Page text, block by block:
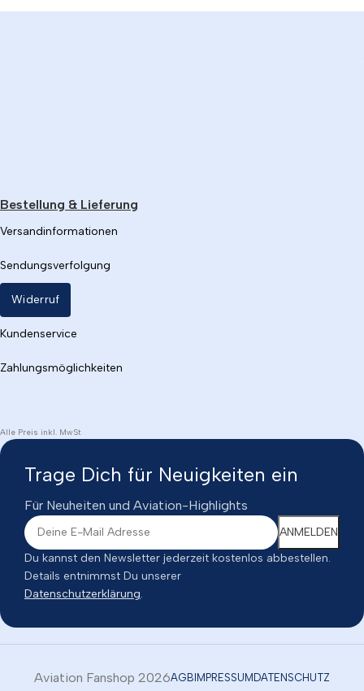
Bestellung & Lieferung
Versandinformationen
Sendungsverfolgung
Widerruf
Kundenservice
Zahlungsmöglichkeiten
Alle Preis inkl. MwSt
Trage Dich für Neuigkeiten ein
Für Neuheiten und Aviation-Highlights
Du kannst den Newsletter jederzeit kostenlos abbestellen.
Details entnimmst Du unserer
Datenschutzerklärung.
Aviation Fanshop 2026AGBIMPRESSUMDATENSCHUTZ